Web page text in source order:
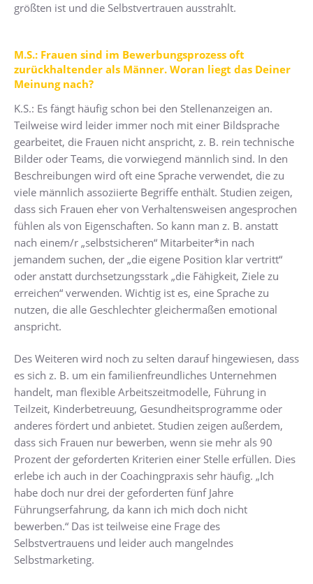
größten ist und die Selbstvertrauen ausstrahlt.
M.S.: Frauen sind im Bewerbungsprozess oft
zurückhaltender als Männer. Woran liegt das Deiner
Meinung nach?
K.S.: Es fängt häufig schon bei den Stellenanzeigen an.
Teilweise wird leider immer noch mit einer Bildsprache
gearbeitet, die Frauen nicht anspricht, z. B. rein technische
Bilder oder Teams, die vorwiegend männlich sind. In den
Beschreibungen wird oft eine Sprache verwendet, die zu
viele männlich assoziierte Begriffe enthält. Studien zeigen,
dass sich Frauen eher von Verhaltensweisen angesprochen
fühlen als von Eigenschaften. So kann man z. B. anstatt
nach einem/r „selbstsicheren“ Mitarbeiter*in nach
jemandem suchen, der „die eigene Position klar vertritt“
oder anstatt durchsetzungsstark „die Fähigkeit, Ziele zu
erreichen“ verwenden. Wichtig ist es, eine Sprache zu
nutzen, die alle Geschlechter gleichermaßen emotional
anspricht.
Des Weiteren wird noch zu selten darauf hingewiesen, dass
es sich z. B. um ein familienfreundliches Unternehmen
handelt, man flexible Arbeitszeitmodelle, Führung in
Teilzeit, Kinderbetreuung, Gesundheitsprogramme oder
anderes fördert und anbietet. Studien zeigen außerdem,
dass sich Frauen nur bewerben, wenn sie mehr als 90
Prozent der geforderten Kriterien einer Stelle erfüllen. Dies
erlebe ich auch in der Coachingpraxis sehr häufig. „Ich
habe doch nur drei der geforderten fünf Jahre
Führungserfahrung, da kann ich mich doch nicht
bewerben.“ Das ist teilweise eine Frage des
Selbstvertrauens und leider auch mangelndes
Selbstmarketing.